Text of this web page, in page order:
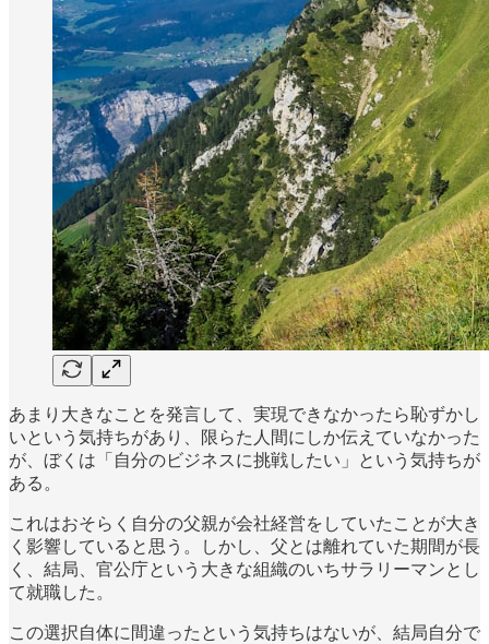
あまり大きなことを発言して、実現できなかったら恥ずかし
いという気持ちがあり、限らた人間にしか伝えていなかった
が、ぼくは「自分のビジネスに挑戦したい」という気持ちが
ある。
これはおそらく自分の父親が会社経営をしていたことが大き
く影響していると思う。しかし、父とは離れていた期間が長
く、結局、官公庁という大きな組織のいちサラリーマンとし
て就職した。
この選択自体に間違ったという気持ちはないが、結局自分で